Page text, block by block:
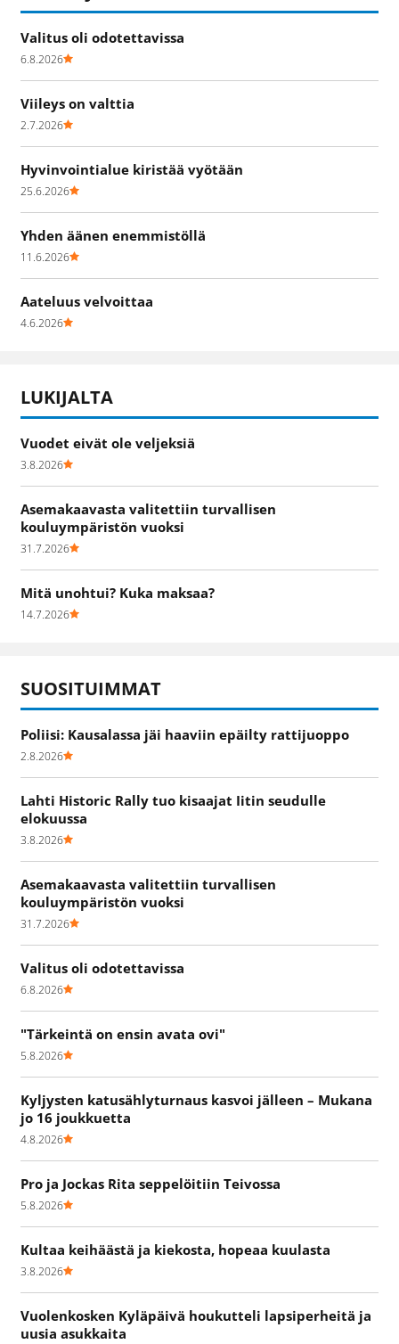
Valitus oli odotettavissa
6.8.2026
Viileys on valttia
2.7.2026
Hyvinvointialue kiristää vyötään
25.6.2026
Yhden äänen enemmistöllä
11.6.2026
Aateluus velvoittaa
4.6.2026
LUKIJALTA
Vuodet eivät ole veljeksiä
3.8.2026
Asemakaavasta valitettiin turvallisen
kouluympäristön vuoksi
31.7.2026
Mitä unohtui? Kuka maksaa?
14.7.2026
SUOSITUIMMAT
Poliisi: Kausalassa jäi haaviin epäilty rattijuoppo
2.8.2026
Lahti Historic Rally tuo kisaajat Iitin seudulle
elokuussa
3.8.2026
Asemakaavasta valitettiin turvallisen
kouluympäristön vuoksi
31.7.2026
Valitus oli odotettavissa
6.8.2026
"Tärkeintä on ensin avata ovi"
5.8.2026
Kyljysten katusählyturnaus kasvoi jälleen – Mukana
jo 16 joukkuetta
4.8.2026
Pro ja Jockas Rita seppelöitiin Teivossa
5.8.2026
Kultaa keihäästä ja kiekosta, hopeaa kuulasta
3.8.2026
Vuolenkosken Kyläpäivä houkutteli lapsiperheitä ja
uusia asukkaita